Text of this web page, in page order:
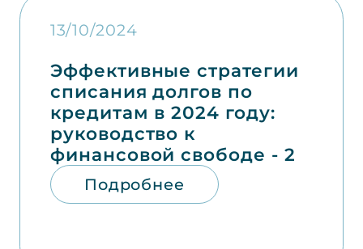
13/10/2024
Эффективные стратегии
списания долгов по
кредитам в 2024 году:
руководство к
финансовой свободе - 2
Подробнее